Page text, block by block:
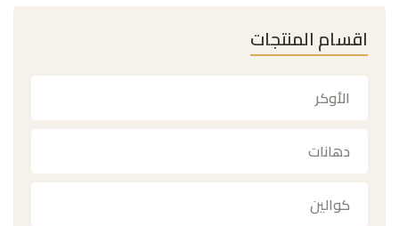
اقسام المنتجات
الأوكر
دهانات
كوالين